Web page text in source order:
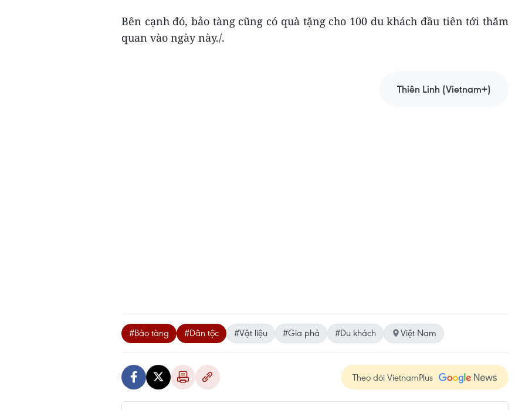
Bên cạnh đó, bảo tàng cũng có quà tặng cho 100 du khách đầu tiên tới thăm
quan vào ngày này./.
Thiên Linh (Vietnam+)
#Bảo tàng #Dân tộc #Vật liệu #Gia phả #Du khách Việt Nam
Theo dõi VietnamPlus